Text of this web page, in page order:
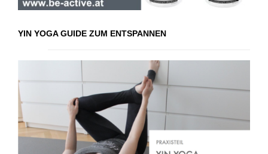
YIN YOGA GUIDE ZUM ENTSPANNEN